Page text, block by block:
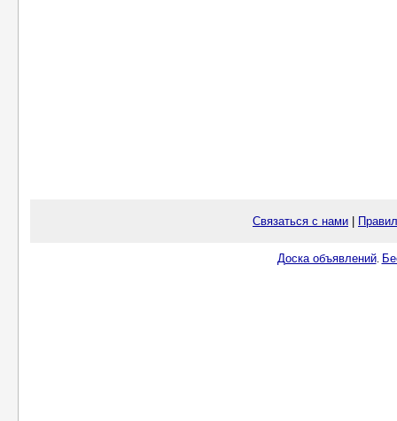
Связаться с нами
Доска объявлений.